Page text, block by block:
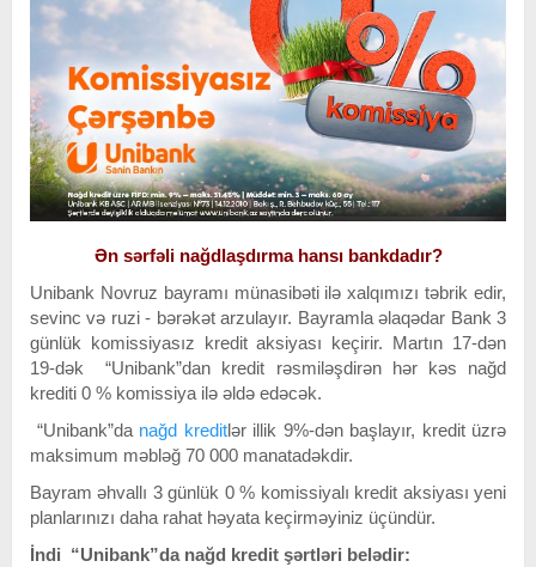
Ən sərfəli nağdlaşdırma hansı bankdadır?
Unibank Novruz bayramı münasibəti ilə xalqımızı təbrik edir,
sevinc və ruzi - bərəkət arzulayır. Bayramla əlaqədar Bank 3
günlük komissiyasız kredit aksiyası keçirir. Martın 17-dən
19-dək “Unibank”dan kredit rəsmiləşdirən hər kəs nağd
krediti 0 % komissiya ilə əldə edəcək.
“Unibank”da nağd kreditlər illik 9%-dən başlayır, kredit üzrə
maksimum məbləğ 70 000 manatadəkdir.
Bayram əhvallı 3 günlük 0 % komissiyalı kredit aksiyası yeni
planlarınızı daha rahat həyata keçirməyiniz üçündür.
İndi “Unibank”da nağd kredit şərtləri belədir: